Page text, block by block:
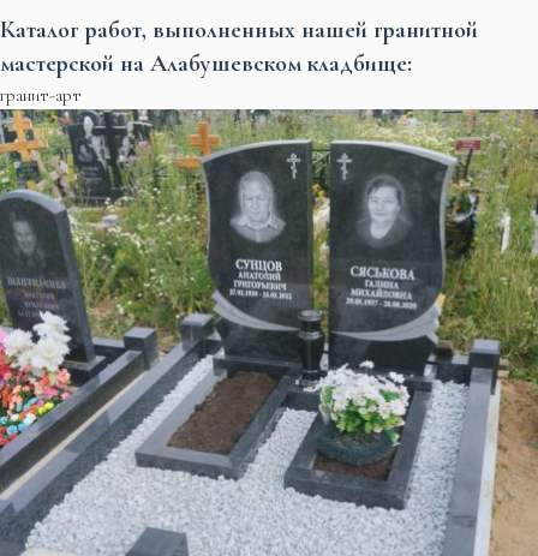
Каталог работ, выполненных нашей гранитной
мастерской на Алабушевском кладбище:
гранит-арт